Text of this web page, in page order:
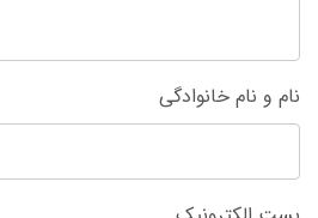
نام و نام خانوادگی